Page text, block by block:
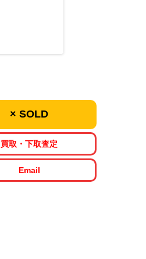
× SOLD
買取・下取査定
Email